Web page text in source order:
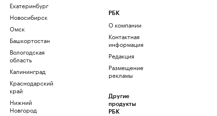
Екатеринбург
Новосибирск
Омск
Башкортостан
Вологодская
область
Калининград
Краснодарский
край
Нижний
Новгород
РБК
О компании
Контактная
информация
Редакция
Размещение
рекламы
Другие
продукты
РБК